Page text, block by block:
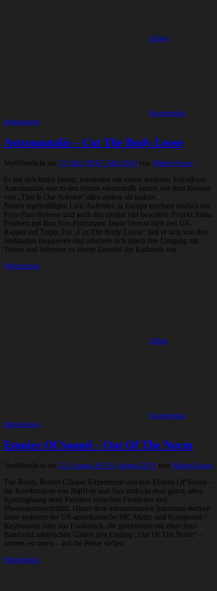
Alben
Kommentar
hinterlassen
Astronautalis – Cut The Body Loose
Veröffentlicht am 13. Mai 20167. Mai 2016 von Walter Kraus
Er hat sich bitten lassen, zumindest mit einem weiteren Soloalbum.
Astronautalis war in den letzten viereinhalb Jahren seit dem Release
von „This Is Our Science“ alles andere als inaktiv.
Neben regelmäßigen Live-Auftritten in Europa erschien endlich ein
Four-Fists-Release und auch das medial viel beachtete Projekt Justin
Feathers mit Bon Iver-Frontmann Jason Vernon hielt den US-
Rapper auf Trapp. Für „Cut The Body Loose“ ließ er sich von den
Südstaaten inspirieren und arbeitete sich durch den Umgang mit
Trauer und Schmerz zu einem Zustand der Katharsis vor.
Weiterlesen
Alben
Kommentar
hinterlassen
Empire Of Sound – Out Of The Norm
Veröffentlicht am 12. August 20159. August 2015 von Walter Kraus
The Roots, Robert Glasper Experiment und nun Empire Of Sound –
die Kombination von HipHop und Jazz entlockt dem guten, alten
Sprechgesang neue Facetten zwischen Feuilleton und
Massenkompatibilität. Hinter dem internationalen Imperium stecken
unter anderem der US-amerikanische MC Mattic und Komponist /
Keyboarder Juke aus Frankreich, die gemeinsam mit einer Jazz-
Band und zahlreichen Gästen den Erstling „Out Of The Norm“ –
nomen est omen – auf die Beine stellen.
Weiterlesen